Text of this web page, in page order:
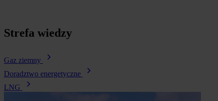
Strefa wiedzy
Gaz ziemny
Doradztwo energetyczne
LNG